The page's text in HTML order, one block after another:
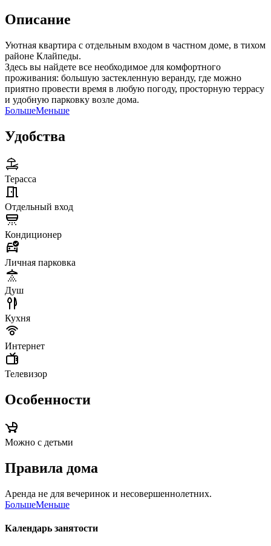
Описание
Уютная квартира с отдельным входом в частном доме, в тихом
районе Клайпеды.
Здесь вы найдете все необходимое для комфортного
проживания: большую застекленную веранду, где можно
приятно провести время в любую погоду, просторную террасу
и удобную парковку возле дома.
БольшеМеньше
Удобства
Терасса
Отдельный вход
Кондиционер
Личная парковка
Душ
Кухня
Интернет
Телевизор
Особенности
Можно с детьми
Правила дома
Аренда не для вечеринок и несовершеннолетних.
БольшеМеньше
Календарь занятости